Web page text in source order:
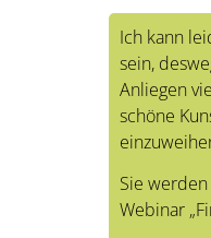
Ich kann
sein,
Anliegen
schöne
Sie
Webinar